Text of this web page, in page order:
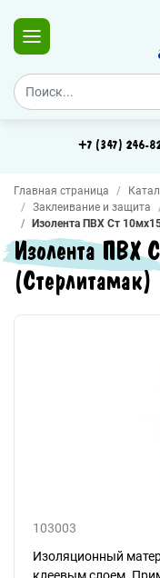
+7 (347) 246-
Главная страница
Заклеивание и защита
Изолента ПВХ Ст
Изолента ПВХ
(Стерлитамак)
103003
Изоляционный